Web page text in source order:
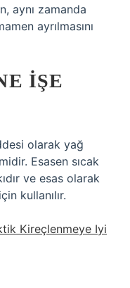
aynı zamanda
ayrılmasını
IŞE
olarak yağ
Esasen sıcak
ve esas olarak
kullanılır.
Kireçlenmeye Iyi